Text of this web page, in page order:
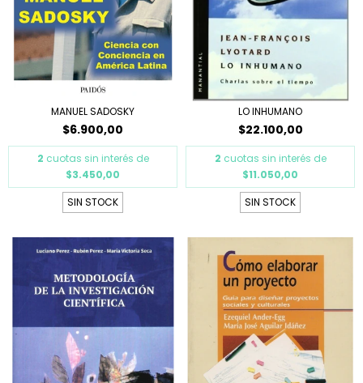
MANUEL SADOSKY
$6.900,00
2 cuotas sin interés de
$3.450,00
SIN STOCK
LO INHUMANO
$22.100,00
2 cuotas sin interés de
$11.050,00
SIN STOCK